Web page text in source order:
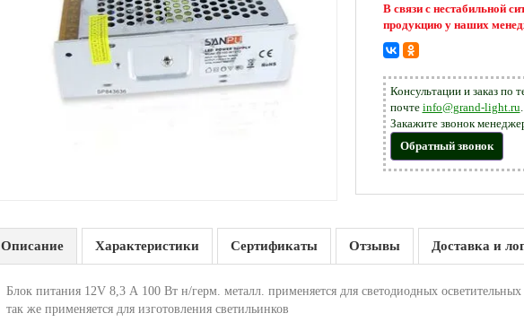
В связи с нестабильной
продукцию у наших
Консультации и заказ по
почте info@grand-light.ru.
Закажите звонок
Обратный звонок
Описание Характеристики Сертификаты Отзывы Доставка и
Блок питания 12V 8,3 А 100 Вт н/герм. металл. применяется для светодиодных
так же применяется для изготовления светильинков